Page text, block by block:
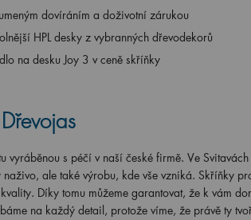
dovíráním a doživotní zárukou
HPL desky z vybranných dřevodekorů
na desku Joy 3 v ceně skříňky
vyráběnou s péčí v naší české firmě. Ve
naživo, ale také výrobu, kde vše vzniká. Skříňky
Díky tomu můžeme garantovat, že k vám
na každý detail, protože víme, že právě ty